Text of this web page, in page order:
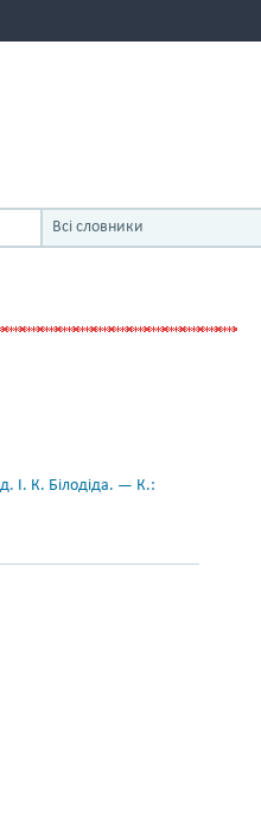
Всі словники
І. К. Білодіда. — К.: